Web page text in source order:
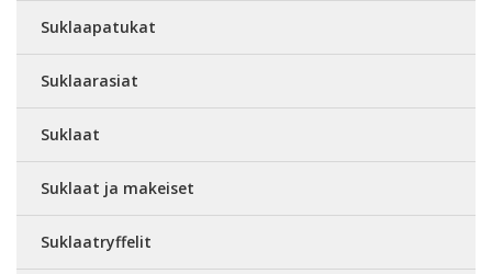
Suklaapatukat
Suklaarasiat
Suklaat
Suklaat ja makeiset
Suklaatryffelit